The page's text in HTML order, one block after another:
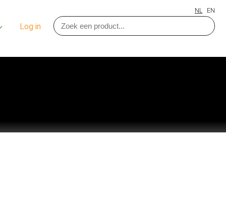
NL EN
Log in